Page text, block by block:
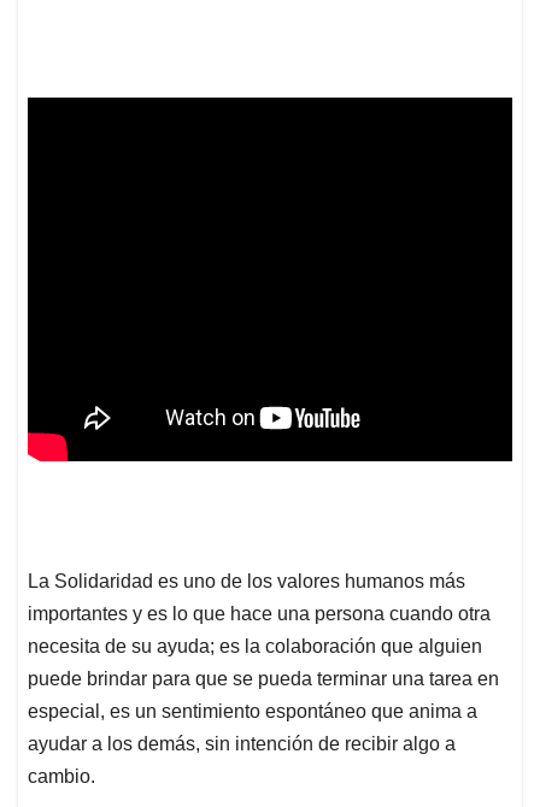
La Solidaridad es uno de los valores humanos más
importantes y es lo que hace una persona cuando otra
necesita de su ayuda; es la colaboración que alguien
puede brindar para que se pueda terminar una tarea en
especial, es un sentimiento espontáneo que anima a
ayudar a los demás, sin intención de recibir algo a
cambio.